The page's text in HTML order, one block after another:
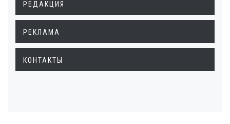
РЕДАКЦИЯ
РЕКЛАМА
КОНТАКТЫ